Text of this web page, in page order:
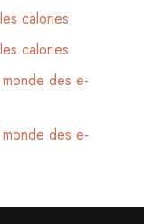
calories
calories
des e-
des e-